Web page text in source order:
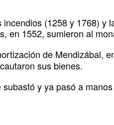
incendios (1258 y 1768) y
en 1552, sumieron al
de Mendizábal,
sus bienes.
y ya pasó a